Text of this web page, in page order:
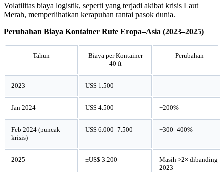
Volatilitas biaya logistik, seperti yang terjadi akibat krisis Laut
Merah, memperlihatkan kerapuhan rantai pasok dunia.
Perubahan Biaya Kontainer Rute Eropa–Asia (2023–2025)
Tahun
Biaya per Kontainer
40 ft
Perubahan
2023 US$ 1.500 –
Jan 2024 US$ 4.500 +200%
Feb 2024 (puncak
krisis)
US$ 6.000–7.500 +300–400%
2025 ±US$ 3.200
Masih >2× dibanding
2023